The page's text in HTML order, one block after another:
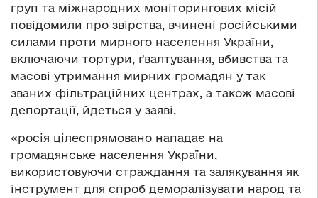
груп та міжнародних моніторингових місій
повідомили про звірства, вчинені російськими
силами проти мирного населення України,
включаючи тортури, ґвалтування, вбивства та
масові утримання мирних громадян у так
званих фільтраційних центрах, а також масові
депортації, йдеться у заяві.
«росія цілеспрямовано нападає на
громадянське населення України,
використовуючи страждання та залякування як
інструмент для спроб деморалізувати народ та